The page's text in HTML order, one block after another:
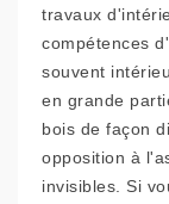
travaux
compétences
souvent
en grande
bois de façon
opposition à
invisibles. Si